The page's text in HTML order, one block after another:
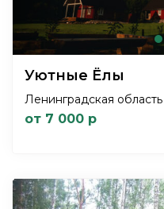
Уютные Ёлы
Ленинградская область
от 7 000 р